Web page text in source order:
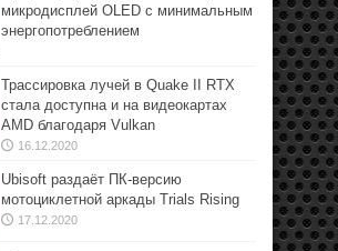
микродисплей OLED с минимальным
энергопотреблением
Трассировка лучей в Quake II RTX
стала доступна и на видеокартах
AMD благодаря Vulkan
16.12.2020
Ubisoft раздаёт ПК-версию
мотоциклетной аркады Trials Rising
17.12.2020